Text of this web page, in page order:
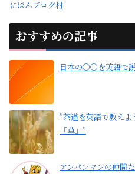
にほんブログ村
おすすめの記事
日本の〇〇を英語で
”茶道を英語で教えよ
「草」”
アンパンマンの仲間